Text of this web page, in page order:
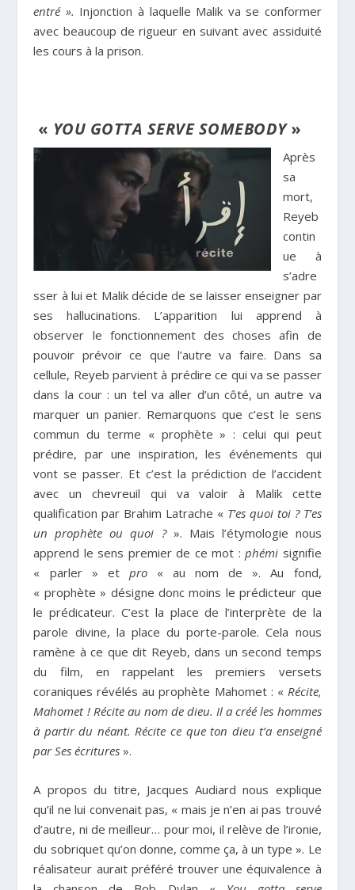
entré ». Injonction à laquelle Malik va se conformer
avec beaucoup de rigueur en suivant avec assiduité
les cours à la prison.
« YOU GOTTA SERVE SOMEBODY»
Après
sa
mort,
Reyeb
contin
ue à
s’adre
sser à lui et Malik décide de se laisser enseigner par
ses hallucinations. L’apparition lui apprend à
observer le fonctionnement des choses afin de
pouvoir prévoir ce que l’autre va faire. Dans sa
cellule, Reyeb parvient à prédire ce qui va se passer
dans la cour : un tel va aller d’un côté, un autre va
marquer un panier. Remarquons que c’est le sens
commun du terme « prophète » : celui qui peut
prédire, par une inspiration, les événements qui
vont se passer. Et c’est la prédiction de l’accident
avec un chevreuil qui va valoir à Malik cette
qualification par Brahim Latrache « T’es quoi toi ? T’es
un prophète ou quoi ?». Mais l’étymologie nous
apprend le sens premier de ce mot :phémi signifie
« parler » et pro« au nom de ». Au fond,
« prophète » désigne donc moins le prédicteur que
le prédicateur. C’est la place de l’interprète de la
parole divine, la place du porte-parole. Cela nous
ramène à ce que dit Reyeb, dans un second temps
du film, en rappelant les premiers versets
coraniques révélés au prophète Mahomet : « Récite,
Mahomet ! Récite au nom de dieu. Il a créé les hommes
à partir du néant. Récite ce que ton dieu t’a enseigné
par Ses écritures ».
A propos du titre, Jacques Audiard nous explique
qu’il ne lui convenait pas, « mais je n’en ai pas trouvé
d’autre, ni de meilleur… pour moi, il relève de l’ironie,
du sobriquet qu’on donne, comme ça, à un type ». Le
réalisateur aurait préféré trouver une équivalence à